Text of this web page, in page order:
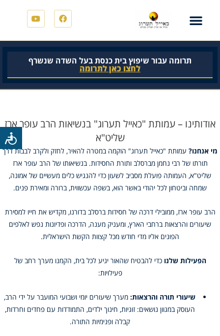
תרומה עבור שיפוץ בית כנסת בעל השדה שנשרף
לחצו כאן לתרומה
אודותינו – עמותת "כאייל תערוג" בנשיאות הרב עופר ארז
שליט"א
מי אנחנו? עמותת "כאייל תערוג" הוקמה במטרה להאיר, לחזק ולקרב לבבות דרך
תורתו של רבי נחמן מברסלב ותורת החסידות. בנשיאותו של הרב עופר ארז
שליט"א, העמותה פועלת מסביב לשעון כדי להנגיש כלים מעשיים של אמונה,
שמחה וביטחון לכל יהודי באשר הוא, בשפה עכשווית, ברורה ומאירת פנים.
הרב עופר ארז, ממובילי דרכה של חסידות ברסלב בדורנו, מקדיש את חייו למסירת
שיעורים והרצאות ברחבי הארץ, ומעניק מענה, הדרכה ופדיונות נפש לאלפים
הפונים אליו מדי חודש מכל קצוות הקשת הישראלית.
הפעילות שלנו כדי להבטיח שהאור יגיע לכל בית, הקמנו מערך רחב של
פעילויות:
שיעורי תורה והרצאות:מערך שיעורים יומי ושבועי המועבר על ידי הרב,
העוסק במגוון נושאים: זוגיות, חינוך ילדים, התמודדות עם פחדים וחרדות,
קבלה ופנימיות התורה.